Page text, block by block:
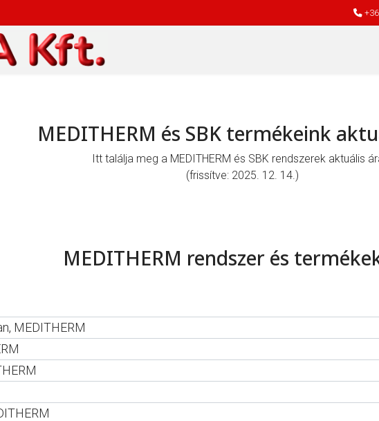
MEDITHERM és SBK termékeink
Itt találja meg a MEDITHERM és SBK rendszerek aktuális
(frissítve: 2025. 12. 14.)
MEDITHERM rendszer és
MEDITHERM